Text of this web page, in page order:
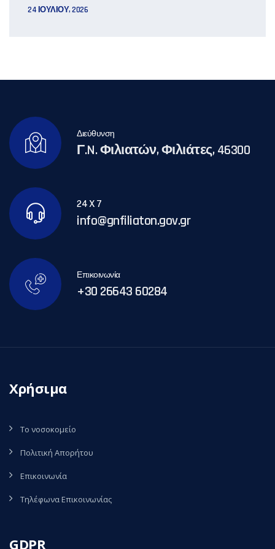
24 ΙΟΥΛΊΟΥ, 2026
Διεύθυνση
Γ.N. Φιλιατών, Φιλιάτες, 46300
24 X 7
info@gnfiliaton.gov.gr
Επικοινωνία
+30 26643 60284
Χρήσιμα
Το νοσοκομείο
Πολιτική Απορήτου
Επικοινωνία
Τηλέφωνα Επικοινωνίας
GDPR